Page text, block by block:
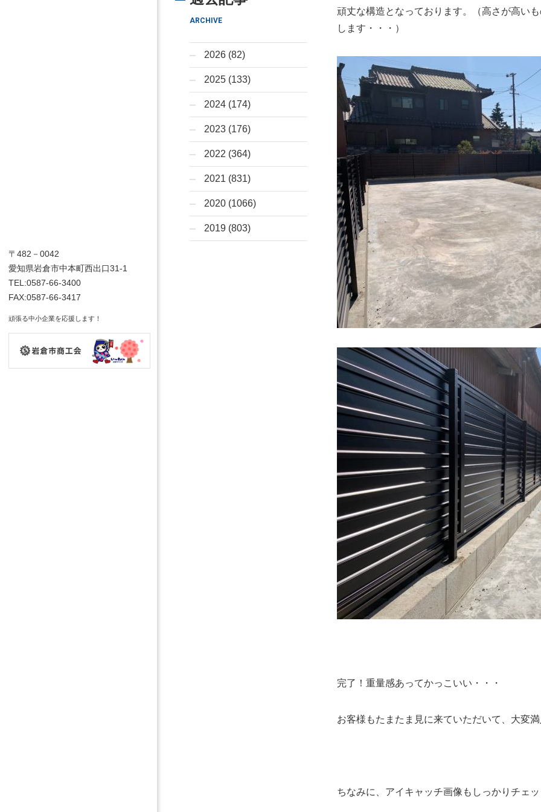
〒482－0042
愛知県岩倉市中本町西出口31-1
TEL:0587-66-3400
FAX:0587-66-3417
頑張る中小企業を応援します！
頑丈な構造となっております。（高さが高い
します・・・）
完了！重量感あってかっこいい・・・
お客様もたまたま見に来ていただいて、大変
ちなみに、アイキャッチ画像もしっかりチェ
ARCHIVE
2026 (82)
2025 (133)
2024 (174)
2023 (176)
2022 (364)
2021 (831)
2020 (1066)
2019 (803)